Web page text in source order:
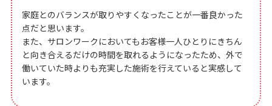
家庭とのバランスが取りやすくなったことが一番良かった
点だと思います。
また、サロンワークにおいてもお客様一人ひとりにきちん
と向き合えるだけの時間を取れるようになったため、外で
働いていた時よりも充実した施術を行えていると実感して
います。